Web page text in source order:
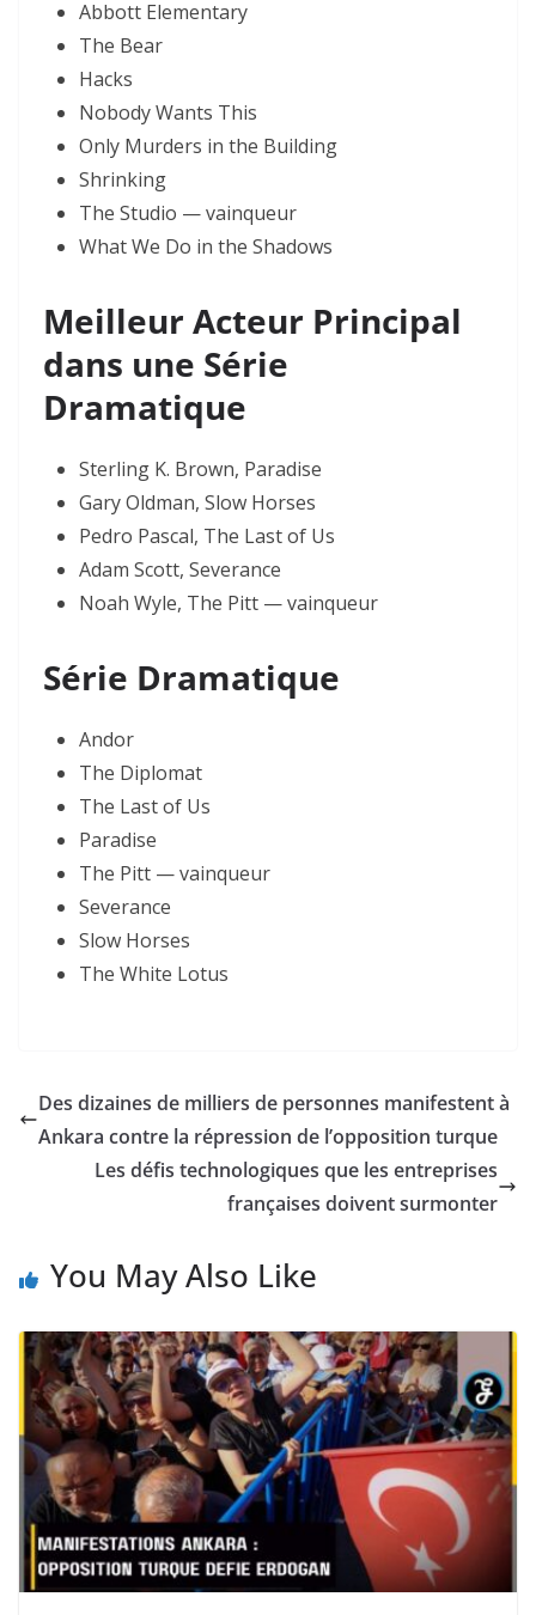
Abbott Elementary
The Bear
Hacks
Nobody Wants This
Only Murders in the Building
Shrinking
The Studio — vainqueur
What We Do in the Shadows
Meilleur Acteur Principal
dans une Série
Dramatique
Sterling K. Brown, Paradise
Gary Oldman, Slow Horses
Pedro Pascal, The Last of Us
Adam Scott, Severance
Noah Wyle, The Pitt — vainqueur
Série Dramatique
Andor
The Diplomat
The Last of Us
Paradise
The Pitt — vainqueur
Severance
Slow Horses
The White Lotus
Des dizaines de milliers de personnes manifestent à
Ankara contre la répression de l’opposition turque
Les défis technologiques que les entreprises
françaises doivent surmonter
You May Also Like